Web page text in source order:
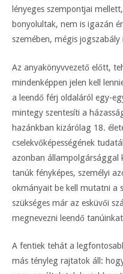
lényeges szempontjai
bonyolultak, nem is igazán
szemében, mégis
Az anyakönyvvezető előtt,
mindenképpen jelen kell
a leendő férj oldaláról egy-
mintegy szentesíti a
hazánkban kizárólag 18.
cselekvőképességének
azonban állampolgársággal
tanúk fényképes, személyi
okmányait be kell mutatni a
szükséges már az esküvői
megnevezni leendő
A fentiek tehát a
más tényleg rajtatok áll: